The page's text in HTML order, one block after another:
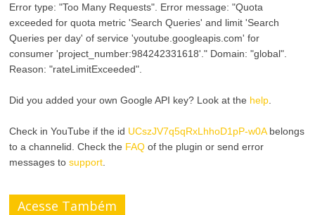
Error type: "Too Many Requests". Error message: "Quota
exceeded for quota metric 'Search Queries' and limit 'Search
Queries per day' of service 'youtube.googleapis.com' for
consumer 'project_number:984242331618'." Domain: "global".
Reason: "rateLimitExceeded".
Did you added your own Google API key? Look at the help
Check in YouTube if the id UCszJV7q5qRxLhhoD1pP-w0Abelongs
to a channelid. Check the FAQ of the plugin or send error
messages tosupport
Acesse Também